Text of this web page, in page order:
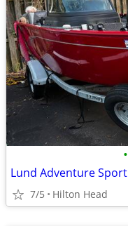
•
Lund Adventure Sport
7/5 Hilton Head